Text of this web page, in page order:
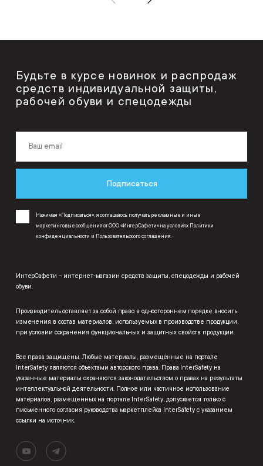
Будьте в курсе новинок и распродаж
средств индивидуальной защиты,
рабочей обуви и спецодежды
Подписаться
Нажимая «Подписаться», я соглашаюсь получать рекламные и иные
маркетинговые сообщения от ООО «ИнтерСафети» на условиях Политики
конфиденциальности и Пользовательского соглашения
ИнтерСафети – интернет-магазин средств защиты, спецодежды и рабочей
обуви.
Производитель оставляет за собой право в одностороннем порядке вносить
изменения в состав материалов, используемых в производстве продукции,
при условии сохранения функциональных и защитных свойств продукции.
Все права защищены. Любые материалы, размещенные на портале
InterSafety являются объектами авторского права. Права InterSafety на
указанные материалы охраняются законодательством о правах на результаты
интеллектуальной деятельности. Полное или частичное использование
материалов, размещенных на портале InterSafety, допускается только с
письменного согласия руководства маркетплейса InterSafety с указанием
ссылки на источник.